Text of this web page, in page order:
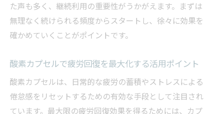
た声も多く、継続利用の重要性がうかがえます。まずは
無理なく続けられる頻度からスタートし、徐々に効果を
確かめていくことがポイントです。
酸素カプセルで疲労回復を最大化する活用ポイント
酸素カプセルは、日常的な疲労の蓄積やストレスによる
倦怠感をリセットするための有効な手段として注目され
ています。最大限の疲労回復効果を得るためには、カプ